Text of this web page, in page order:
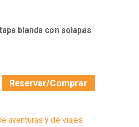
blanda con solapas
Reservar/Comprar
aventuras y de viajes